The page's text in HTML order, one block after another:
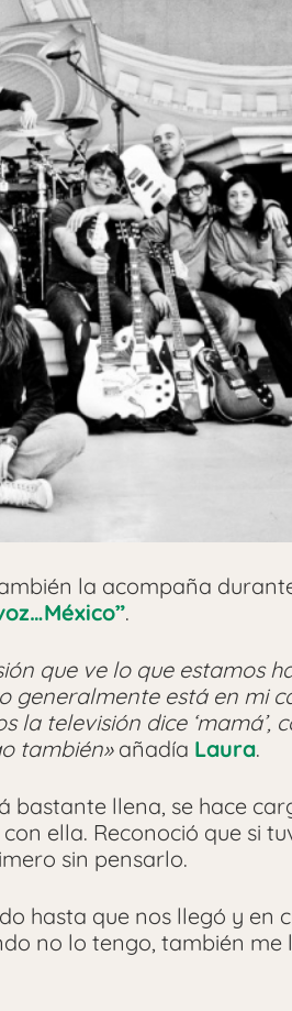
la acompaña
.
que ve lo que estamos
generalmente está en mi
televisión dice ‘mamá’,
también»añadía Laura.
llena, se hace
ella. Reconoció que si
sin pensarlo.
hasta que nos llegó y en
no lo tengo, también me